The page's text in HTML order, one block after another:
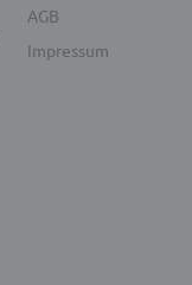
AGB
Impressum